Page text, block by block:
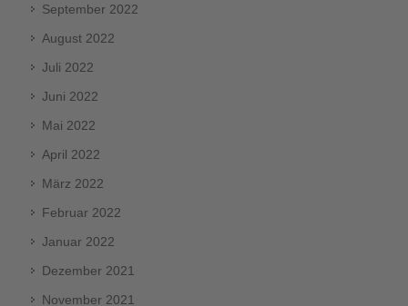
September 2022
August 2022
Juli 2022
Juni 2022
Mai 2022
April 2022
März 2022
Februar 2022
Januar 2022
Dezember 2021
November 2021